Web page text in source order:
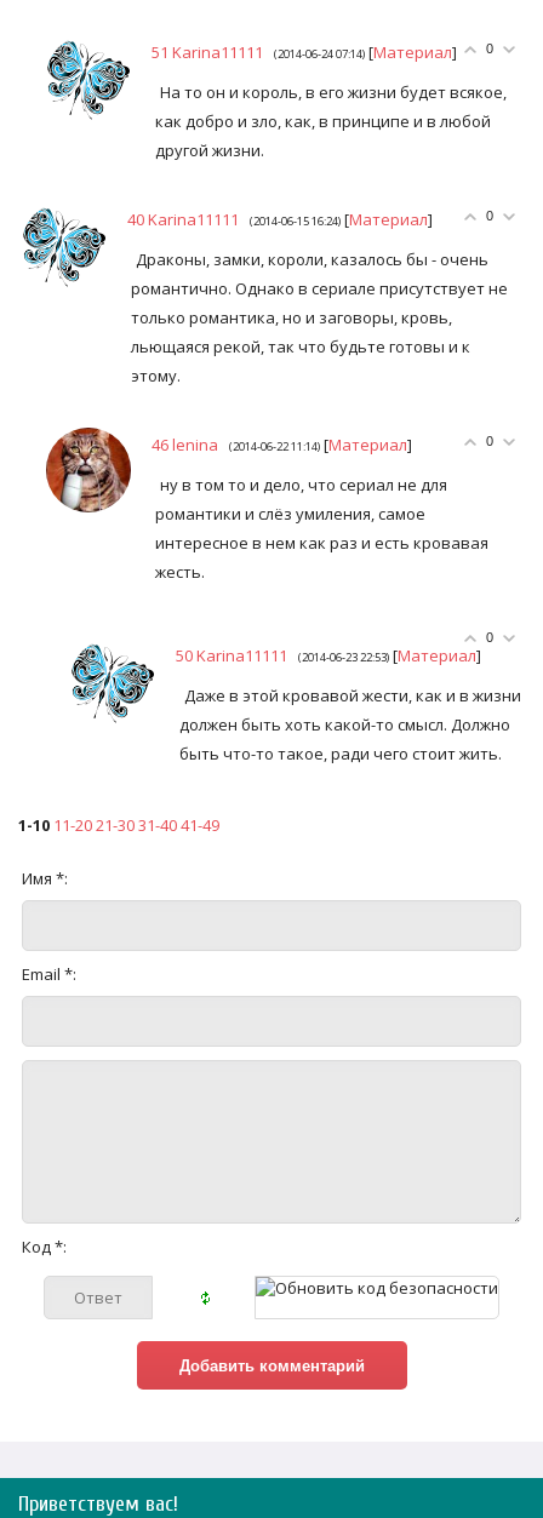
0
51 Karina11111 (2014-06-24 07:14) [Материал]
На то он и король, в его жизни будет всякое,
как добро и зло, как, в принципе и в любой
другой жизни.
0
40Karina11111 (2014-06-15 16:24) [Материал]
Драконы, замки, короли, казалось бы - очень
романтично. Однако в сериале присутствует не
только романтика, но и заговоры, кровь,
льющаяся рекой, так что будьте готовы и к
этому.
0
46lenina (2014-06-22 11:14) [Материал]
ну в том то и дело, что сериал не для
романтики и слёз умиления, самое
интересное в нем как раз и есть кровавая
жесть.
0
50Karina11111 (2014-06-23 22:53) [Материал]
Даже в этой кровавой жести, как и в жизни
должен быть хоть какой-то смысл. Должно
быть что-то такое, ради чего стоит жить.
1-10 11-2021-3031-4041-49
Имя *:
Email *:
Код *:
Приветствуем вас!